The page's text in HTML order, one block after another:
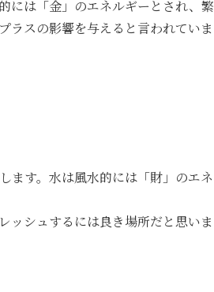
には「金」のエネルギーとされ、繁
ラスの影響を与えると言われていま
ます。水は風水的には「財」のエネ
ッシュするには良き場所だと思いま